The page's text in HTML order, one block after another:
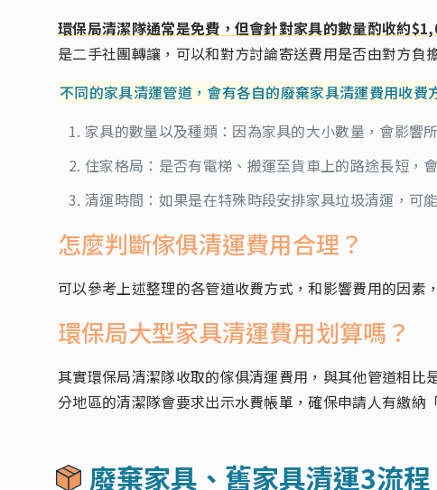
環保局清潔隊通常是免費，但會針對家具的數量酌收約
是二手社團轉讓，可以和對方討論寄送費用是否由對方負
不同的家具清運管道，會有各自的廢棄家具清運費用收費
家具的數量以及種類：因為家具的大小數量，會影響
住家格局：是否有電梯、搬運至貨車上的路途長短，
清運時間：如果是在特殊時段安排家具垃圾清運，可
怎麼判斷傢俱清運費用合理？
可以參考上述整理的各管道收費方式，和影響費用的因
環保局大型家具清運費用划算嗎？
其實環保局清潔隊收取的傢俱清運費用，與其他管道相比
分地區的清潔隊會要求出示水費帳單，確保申請人有繳納
廢棄家具、舊家具清運3流程